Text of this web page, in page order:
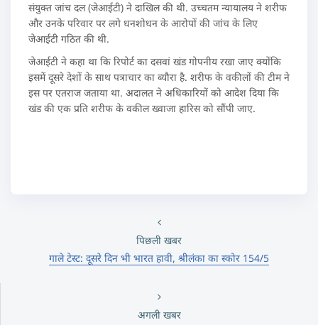
संयुक्त जांच दल (जेआईटी) ने दाखिल की थी. उच्चतम न्यायालय ने शरीफ
और उनके परिवार पर लगे धनशोधन के आरोपों की जांच के लिए
जेआईटी गठित की थी.
जेआईटी ने कहा था कि रिपोर्ट का दसवां खंड गोपनीय रखा जाए क्योंकि
इसमें दूसरे देशों के साथ पत्राचार का ब्‍यौरा है. शरीफ के वकीलों की टीम ने
इस पर एतराज जताया था. अदालत ने अधिकारियों को आदेश दिया कि
खंड की एक प्रति शरीफ के वकील ख्वाजा हारिस को सौंपी जाए.
पिछली खबर
गाले टेस्ट: दूसरे दिन भी भारत हावी, श्रीलंका का स्कोर 154/5
अगली खबर